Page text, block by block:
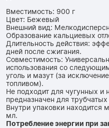
Вместимость: 900 г
Цвет: Бежевый
Внешний вид:
Образование кальциевых
Длительность действия:
дней после сжигания.
Совместимость:
использования со
уголь и мазут (за
топливом).
Не подходит для чугунных
предназначен для
Внутри упаковки находится
мл.
Потребление энергии при